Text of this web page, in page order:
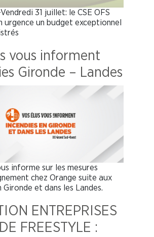
31 juillet: le CSE OFS
urgence un budget exceptionnel
vous informent
Gironde – Landes
informe sur les mesures
chez Orange suite aux
Gironde et dans les Landes.
ENTREPRISES
FREESTYLE :